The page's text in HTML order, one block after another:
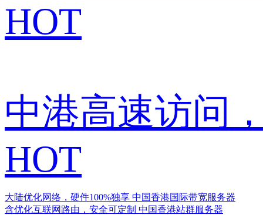
HOT
中港高速访问
HOT
大陆优化网络，硬件100%独享 中国香港国际带宽服务器
含优化互联网路由，安全可定制 中国香港站群服务器